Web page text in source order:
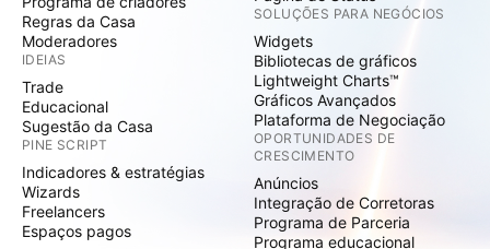
Regras da Casa
Moderadores
IDEIAS
Trade
Educacional
Sugestão da Casa
PINE SCRIPT
Indicadores & estratégias
Wizards
Freelancers
Espaços pagos
SOLUÇÕES PARA NEGÓCIOS
Widgets
Bibliotecas de gráficos
Lightweight Charts™
Gráficos Avançados
Plataforma de Negociação
OPORTUNIDADES DE
CRESCIMENTO
Anúncios
Integração de Corretoras
Programa de Parceria
Programa educacional